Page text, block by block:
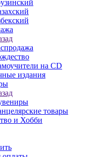
на CD
издания
товары
и Хобби